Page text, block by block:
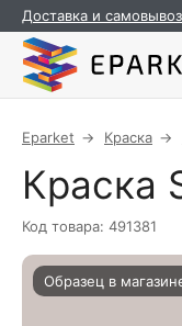
Доставка и самовывоз
Eparket Краска
Краска
Код товара: 491381
Образец в